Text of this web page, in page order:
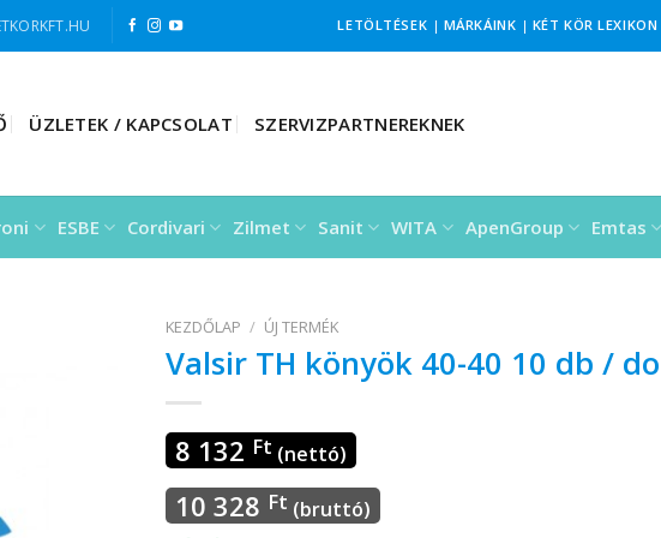
LETÖLTÉSEK | MÁRKÁINK | KÉT KÖR LEXIKON
ÜZLETEK / KAPCSOLAT SZERVIZPARTNEREKNEK
ESBE Cordivari Zilmet Sanit WITA ApenGroup Emtas
KEZDŐLAP / ÚJ TERMÉK
Valsir TH könyök 40-40 10 db /
8 132 Ft (nettó)
10 328 Ft (bruttó)